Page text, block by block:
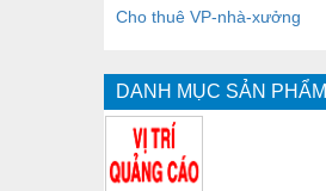
Cho thuê VP-nhà-xưởng
DANH MỤC SẢN PHẨM